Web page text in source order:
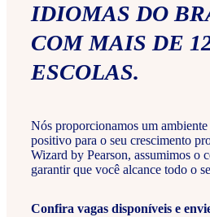
IDIOMAS DO
COM MAIS DE
ESCOLAS.
Nós proporcionamos um ambiente
positivo para o seu crescimento
Wizard by Pearson, assumimos o
garantir que você alcance todo o
Confira vagas disponíveis e